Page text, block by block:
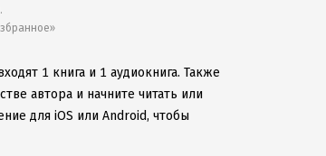
1 книга и 1 аудиокнига. Также
автора и начните читать или
для iOS или Android, чтобы